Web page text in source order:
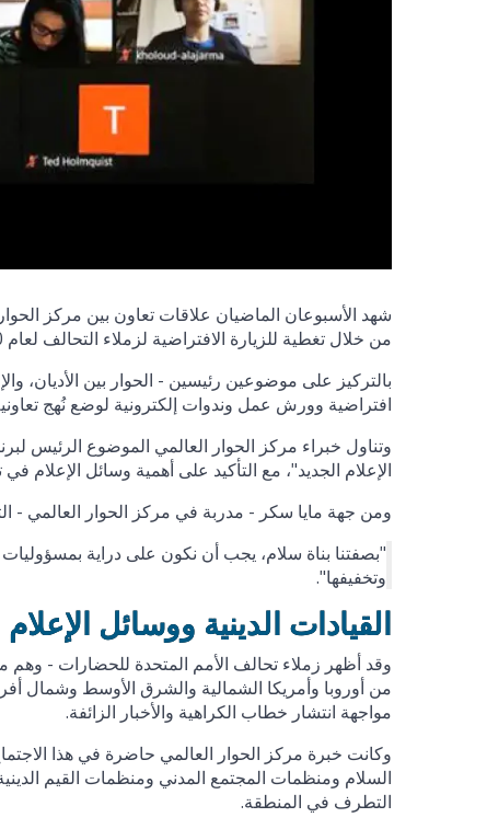
شهد الأسبوعان الماضيان علاقات تعاون بين مركز
من خلال تغطية للزيارة الافتراضية لزملاء التحالف لعام 2020 إلى النمسا وتقديم الدورات التدريبية الإلكترونية.
بالتركيز على موضوعين رئيسين - الحوار بين الأديان،
افتراضية وورش عمل وندوات إلكترونية لوضع نُهج
وتناول خبراء مركز الحوار العالمي الموضوع الرئيس
الإعلام الجديد"، مع التأكيد على أهمية وسائل الإعلام
ومن جهة مايا سكر - مدربة في مركز الحوار العالمي -
"بصفتنا بناة سلام، يجب أن نكون على دراية
وتخفيفها".
القيادات الدينية ووسائل الإعلام
من أوروبا وأمريكا الشمالية والشرق الأوسط وشمال
مواجهة انتشار خطاب الكراهية والأخبار الزائفة.
وكانت خبرة مركز الحوار العالمي حاضرة في هذا
السلام ومنظمات المجتمع المدني ومنظمات القيم
التطرف في المنطقة.